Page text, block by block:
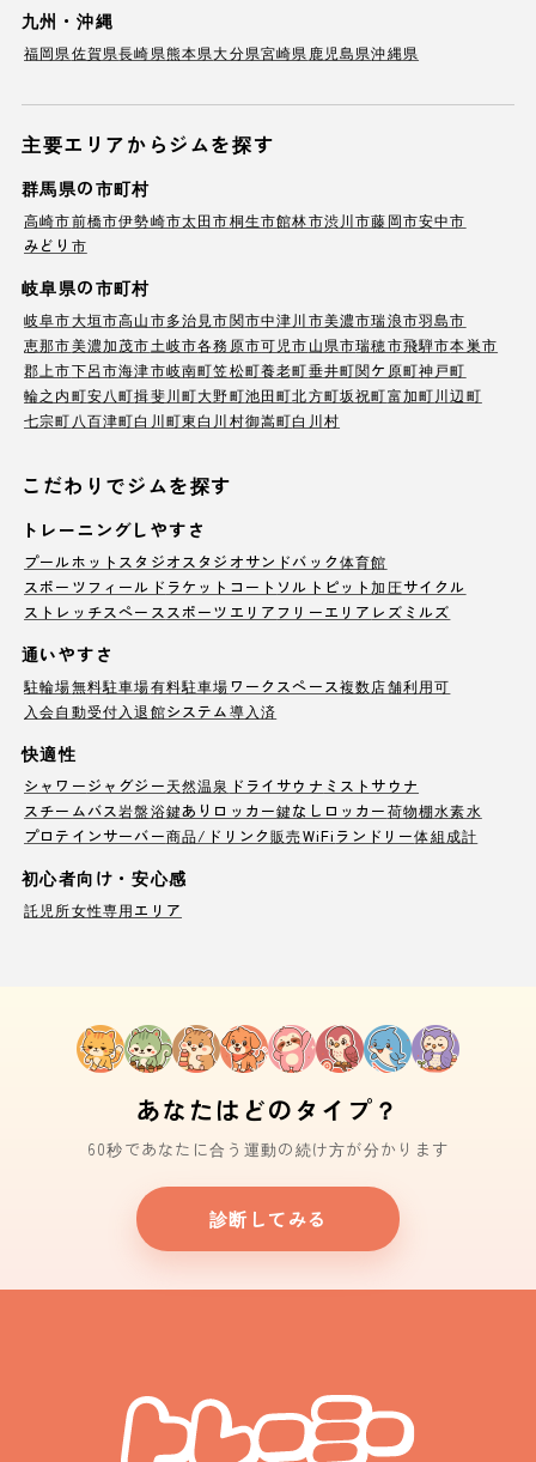
九州・沖縄
福岡県佐賀県長崎県熊本県大分県宮崎県 鹿児島県沖縄県
主要エリアからジムを探す
群馬県の市町村
高崎市前橋市伊勢崎市太田市桐生市館林市渋川市藤岡市安中市
みどり市
岐阜県の市町村
岐阜市大垣市高山市多治見市関市中津川市美濃市瑞浪市羽島市
恵那市美濃加茂市土岐市各務原市可児市山県市瑞穂市飛騨市本巣市
郡上市下呂市海津市岐南町笠松町養老町垂井町関ケ原町神戸町
輪之内町安八町揖斐川町大野町池田町北方町坂祝町富加町川辺町
七宗町 八百津町白川町東白川村御嵩町白川村
こだわりでジムを探す
トレーニングしやすさ
プールホットスタジオ スタジオサンドバック体育館
スポーツフィールド ラケットコート ソルトピット加圧サイクル
ストレッチスペース スポーツエリア フリーエリア レズミルズ
通いやすさ
駐輪場無料駐車場有料駐車場ワークスペース複数店舗利用可
入会自動受付 入退館システム導入済
快適性
シャワージャグジー天然温泉 ドライサウナ ミストサウナ
スチームバス岩盤浴鍵ありロッカー鍵なしロッカー荷物棚水素水
プロテインサーバー商品/ドリンク販売WiFi ランドリー体組成計
初心者向け・安心感
託児所女性専用エリア
あなたはどのタイプ？
60秒であなたに合う運動の続け方が分かります
診断してみる